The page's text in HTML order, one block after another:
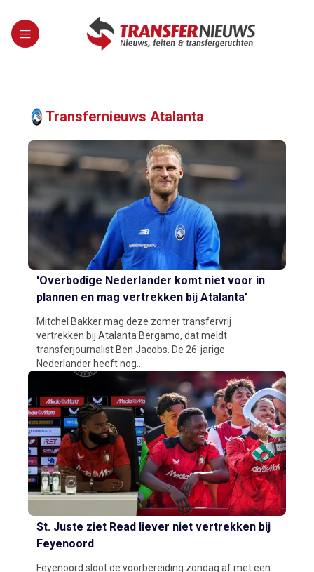
Transfernieuws Atalanta
'Overbodige Nederlander komt niet voor in
plannen en mag vertrekken bij Atalanta’
Mitchel Bakker mag deze zomer transfervrij
vertrekken bij Atalanta Bergamo, dat meldt
transferjournalist Ben Jacobs. De 26-jarige
Nederlander heeft nog...
St. Juste ziet Read liever niet vertrekken bij
Feyenoord
Feyenoord sloot de voorbereiding zondag af met een